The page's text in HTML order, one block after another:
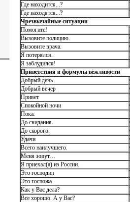
Где находится...?
Где находятся...?
Чрезвычайные ситуации
Помогите!
Вызовите полицию.
Вызовите врача.
Я потерялся.
Я заблудился!
Приветствия и формулы вежливости
Добрый день
Добрый вечер
Привет
Спокойной ночи
Пока.
До свидания.
До скорого.
Удачи
Всего наилучшего.
Меня зовут…
Я приехал(а) из России.
Это господин
Это госпожа
Как у Вас дела?
Все хорошо. А у Вас?